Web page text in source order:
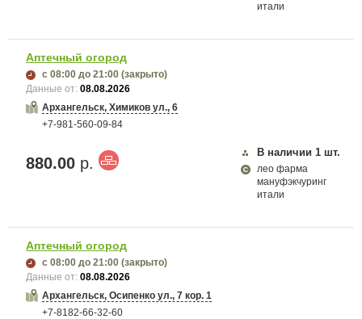
итали
Аптечный огород
с 08:00 до 21:00 (закрыто)
Данные от:08.08.2026
Архангельск, Химиков ул., 6
+7-981-560-09-84
880.00 р.
В наличии 1 шт.
лео фарма
мануфэкчуринг
итали
Аптечный огород
с 08:00 до 21:00 (закрыто)
Данные от:08.08.2026
Архангельск, Осипенко ул., 7 кор. 1
+7-8182-66-32-60